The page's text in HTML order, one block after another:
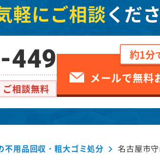
軽にご相談くだ
449
ご相談無料
約1分
メールで無料
不用品回収・粗大ゴミ処分 名古屋市